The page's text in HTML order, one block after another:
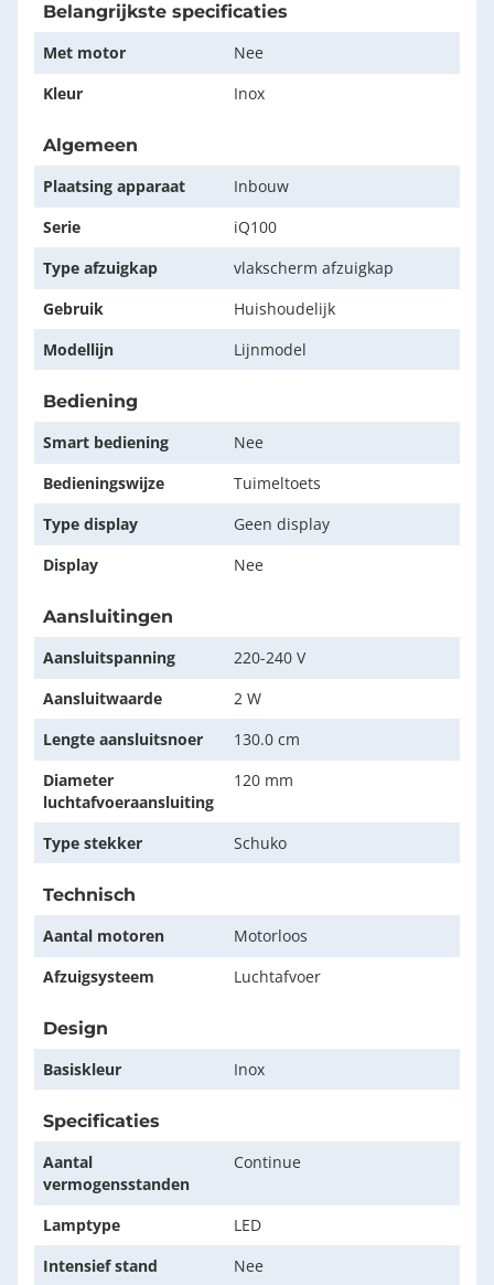
Belangrijkste specificaties
Met motor
Nee
Kleur
Inox
Algemeen
Plaatsing apparaat
Inbouw
Serie
iQ100
Type afzuigkap
vlakscherm afzuigkap
Gebruik
Huishoudelijk
Modellijn
Lijnmodel
Bediening
Smart bediening
Nee
Bedieningswijze
Tuimeltoets
Type display
Geen display
Display
Nee
Aansluitingen
Aansluitspanning
220-240 V
Aansluitwaarde
2 W
Lengte aansluitsnoer
130.0 cm
Diameter
luchtafvoeraansluiting
120 mm
Type stekker Schuko
Technisch
Aantal motoren
Motorloos
Afzuigsysteem
Luchtafvoer
Design
Basiskleur
Inox
Specificaties
Aantal
vermogensstanden
Continue
Lamptype
LED
Intensief stand
Nee